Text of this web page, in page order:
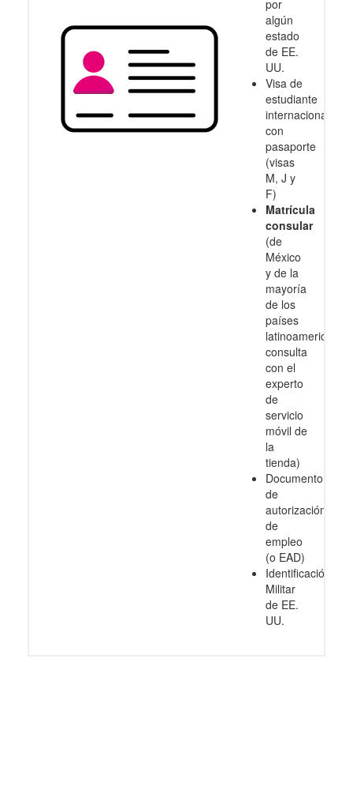
por
algún
estado
de EE.
UU.
Visa de
estudiante
internacional
con
pasaporte
(visas
M, J y
F)
Matrícula
consular
(de
México
y de la
mayoría
de los
países
latinoamericanos,
consulta
con el
experto
de
servicio
móvil de
la
tienda)
Documento
de
autorización
de
empleo
(o EAD)
Identificación
Militar
de EE.
UU.